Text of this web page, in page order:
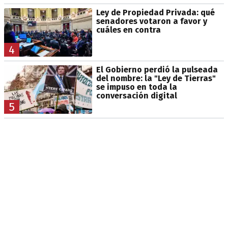
4
Ley de Propiedad Privada: qué
senadores votaron a favor y
cuáles en contra
5
El Gobierno perdió la pulseada
del nombre: la "Ley de Tierras"
se impuso en toda la
conversación digital